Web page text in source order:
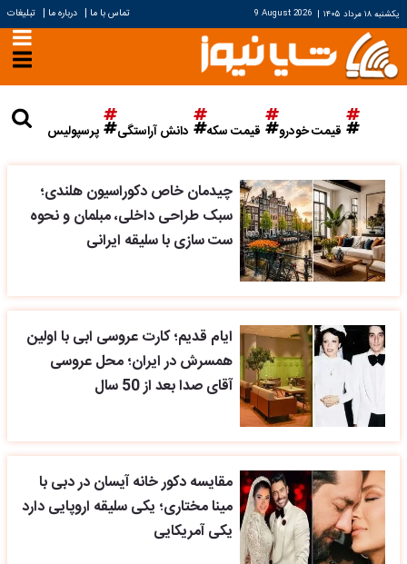
یکشنبه ۱۸ مرداد ۱۴۰۵ |
9 August 2026 تماس با ما | درباره ما | تبلیغات
قیمت خودرو قیمت سکه دانش آراستگی پرسپولیس
چیدمان خاص دکوراسیون هلندی؛
سبک طراحی داخلی، مبلمان و نحوه
ست سازی با سلیقه ایرانی
ایام قدیم؛ کارت عروسی ابی با اولین
همسرش در ایران؛ محل عروسی
آقای صدا بعد از 50 سال
مقایسه دکور خانه آیسان در دبی با
مینا مختاری؛ یکی سلیقه اروپایی دارد
یکی آمریکایی